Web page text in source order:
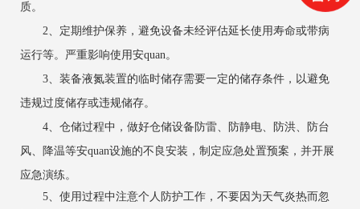
质。
2、定期维护保养，避免设备未经评估延长使用寿命或带病
运行等。严重影响使用安quan。
3、装备液氮装置的临时储存需要一定的储存条件，以避免
违规过度储存或违规储存。
4、仓储过程中，做好仓储设备防雷、防静电、防洪、防台
风、降温等安quan设施的不良安装，制定应急处置预案，并开展
应急演练。
5、使用过程中注意个人防护工作，不要因为天气炎热而忽